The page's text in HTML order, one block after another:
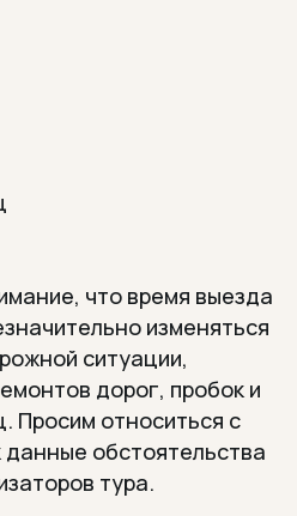
что время выезда
изменяться
ситуации,
дорог, пробок и
Просим относиться с
обстоятельства
тура.